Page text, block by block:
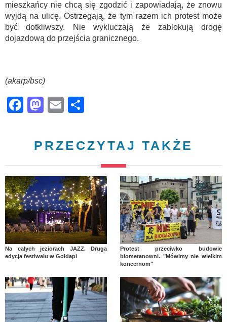
mieszkańcy nie chcą się zgodzić i zapowiadają, że znowu
wyjdą na ulicę. Ostrzegają, że tym razem ich protest może
być dotkliwszy. Nie wykluczają że zablokują drogę
dojazdową do przejścia granicznego.
(akarp/bsc)
Facebook
Mastodon
Email
PRZECZYTAJ TAKŻE
Na całych jeziorach JAZZ. Druga
edycja festiwalu w Gołdapi
Protest przeciwko budowie
biometanowni. "Mówimy nie wielkim
koncernom"